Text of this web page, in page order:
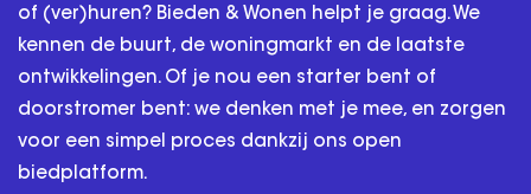
of (ver)huren? Bieden & Wonen helpt je graag. We
kennen de buurt, de woningmarkt en de laatste
ontwikkelingen. Of je nou een starter bent of
doorstromer bent: we denken met je mee, en zorgen
voor een simpel proces dankzij ons open
biedplatform.